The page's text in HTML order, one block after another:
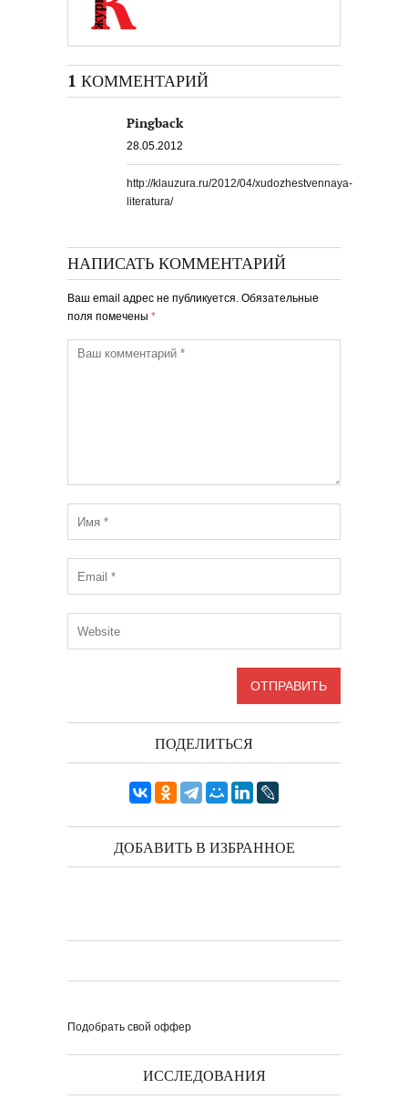
1 КОММЕНТАРИЙ
Pingback
28.05.2012
http://klauzura.ru/2012/04/xudozhestvennaya-
literatura/
НАПИСАТЬ КОММЕНТАРИЙ
Ваш email адрес не публикуется. Обязательные
поля помечены *
ПОДЕЛИТЬСЯ
ДОБАВИТЬ В ИЗБРАННОЕ
Подобрать свой оффер
ИССЛЕДОВАНИЯ